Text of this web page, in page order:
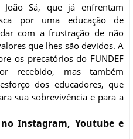
Sá, que já enfrentam
por uma educação de
com a frustração de não
que lhes são devidos. A
os precatórios do FUNDEF
recebido, mas também
dos educadores, que
sua sobrevivência e para a
no Instagram, Youtube e